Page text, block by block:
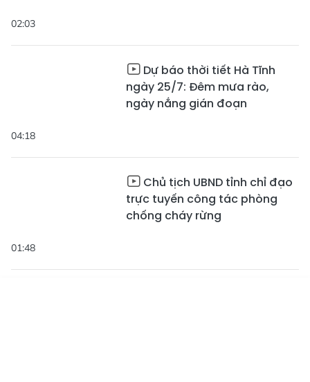
02:03
04:18
Dự báo thời tiết Hà Tĩnh
ngày 25/7: Đêm mưa rào,
ngày nắng gián đoạn
01:48
Chủ tịch UBND tỉnh chỉ đạo
trực tuyến công tác phòng
chống cháy rừng